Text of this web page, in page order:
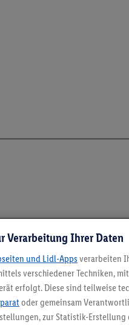
Verarbeitung Ihrer Daten
und Lidl-Apps verarbeiten
verschiedener Techniken,
erfolgt. Diese sind teilweise
oder gemeinsam
zur Statistik-